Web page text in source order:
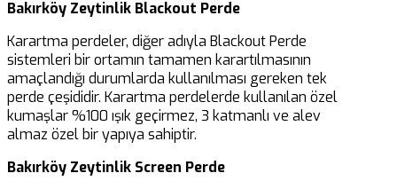
Bakırköy Zeytinlik Blackout Perde
Karartma perdeler, diğer adıyla Blackout Perde
sistemleri bir ortamın tamamen karartılmasının
amaçlandığı durumlarda kullanılması gereken tek
perde çeşididir. Karartma perdelerde kullanılan özel
kumaşlar %100 ışık geçirmez, 3 katmanlı ve alev
almaz özel bir yapıya sahiptir.
Bakırköy Zeytinlik Screen Perde